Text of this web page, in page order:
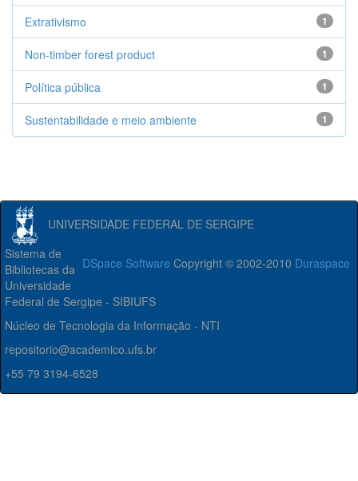
1
Extrativismo
1
Non-timber forest product
1
Política pública
1
Sustentabilidade e meio ambiente
UNIVERSIDADE FEDERAL DE SERGIPE
DSpace Software Copyright © 2002-2010 Duraspace
Sistema de
Bibliotecas da
Universidade
Federal de Sergipe - SIBIUFS
Núcleo de Tecnologia da Informação - NTI
repositorio@academico.ufs.br
+55 79 3194-6528